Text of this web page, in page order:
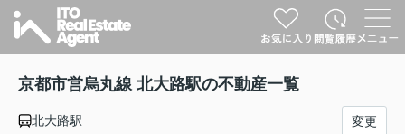
京都市営烏丸線 北大路駅の不動産一覧
北大路駅 変更